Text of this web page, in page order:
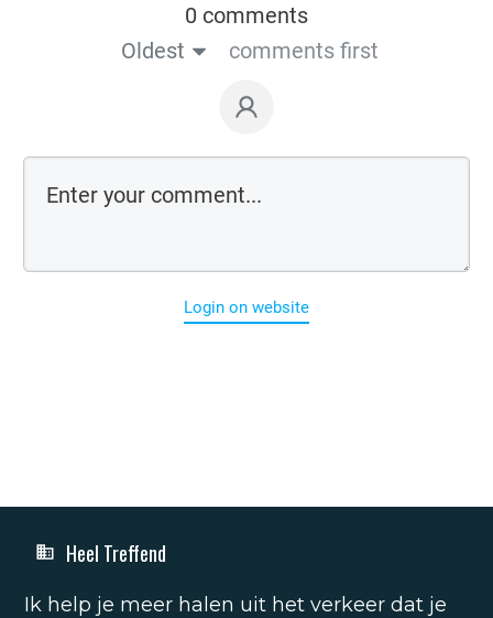
0 comments
Oldest
comments first
Login on website
Heel Treffend
Ik help je meer halen uit het verkeer dat je